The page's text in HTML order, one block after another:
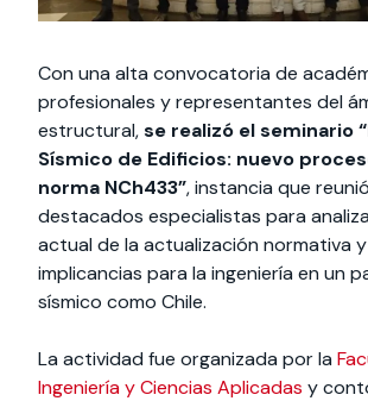
Con una alta convocatoria de
profesionales y representantes del
estructural,se realizó el seminario
Sísmico de Edificios: nuevo
norma NCh433”, instancia que
destacados especialistas para
actual de la actualización normativa
implicancias para la ingeniería en un
sísmico como Chile.
La actividad fue organizada por la
Ingeniería y Ciencias Aplicadas y